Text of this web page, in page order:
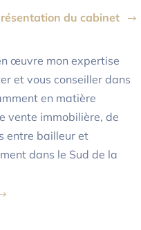
du cabinet
œuvre mon expertise
et vous conseiller dans
en matière
vente immobilière, de
entre bailleur et
dans le Sud de la